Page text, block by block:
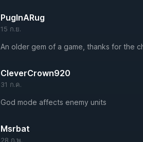
PugInARug
15 ก.ย.
An older gem of a game, thanks for the
CleverCrown920
31 ก.ค.
God mode affects enemy units
Msrbat
28 ก.พ.